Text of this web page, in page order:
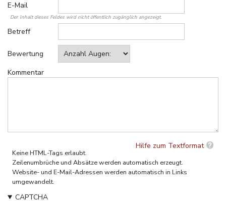
E-Mail
Der Inhalt dieses Feldes wird nicht öffentlich zugänglich angezeigt.
Betreff
Bewertung
Kommentar
Hilfe zum Textformat
Keine HTML-Tags erlaubt.
Zeilenumbrüche und Absätze werden automatisch erzeugt.
Website- und E-Mail-Adressen werden automatisch in Links
umgewandelt.
CAPTCHA